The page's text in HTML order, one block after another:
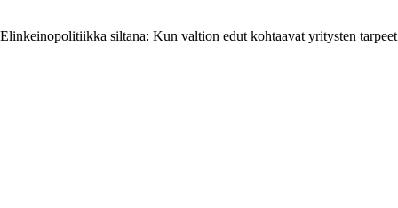
Elinkeinopolitiikka siltana: Kun valtion edut kohtaavat yritysten tarpeet